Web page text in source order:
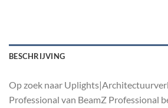
BESCHRIJVING
Op zoek naar
Professional van BeamZ Professional